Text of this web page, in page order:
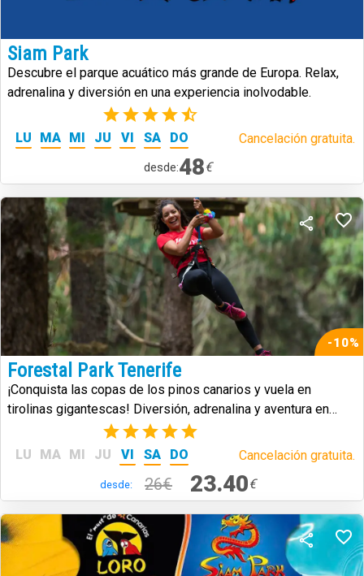
Siam Park
Descubre el parque acuático más grande de Europa. Relax,
adrenalina y diversión en una experiencia inolvodable.
(39)
LU MA MI JU VI SA DO Cancelación gratuita.
desde:48€
-10%
Forestal Park Tenerife
¡Conquista las copas de los pinos canarios y vuela en
tirolinas gigantescas! Diversión, adrenalina y aventura en
(2)
LU MA MI JU VI SA DO Cancelación gratuita.
desde: 26€ 23.40€